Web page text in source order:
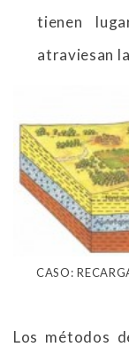
tienen
atraviesan
CASO:
Los métodos